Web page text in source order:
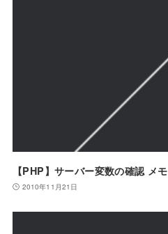
【PHP】サーバー変数の確認 メモ
2010年11月21日